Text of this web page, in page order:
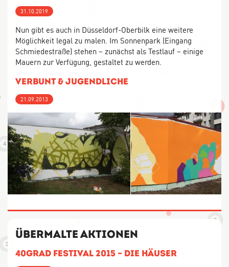
31.10.2019
Nun gibt es auch in Düsseldorf-Oberbilk eine weitere
Möglichkeit legal zu malen. Im Sonnenpark (Eingang
Schmiedestraße) stehen – zunächst als Testlauf – einige
Mauern zur Verfügung, gestaltet zu werden.
Verbunt & Jugendliche
21.09.2013
Übermalte Aktionen
40grad Festival 2015 – die Häuser
14
5
32
10
9
3
6
2
2
4
3